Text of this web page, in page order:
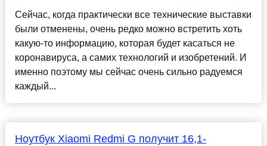
Сейчас, когда практически все технические выставки
были отменены, очень редко можно встретить хоть
какую-то информацию, которая будет касаться не
коронавируса, а самих технологий и изобретений. И
именно поэтому мы сейчас очень сильно радуемся
каждый...
Ноутбук Xiaomi Redmi G получит 16,1-